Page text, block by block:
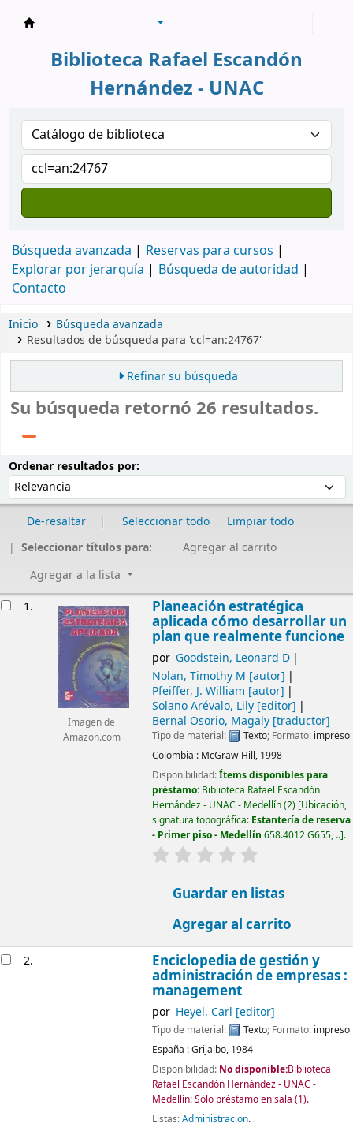
Biblioteca Rafael Escandón
Hernández - UNAC
Búsqueda avanzada
Reservas para cursos
Explorar por jerarquía
Búsqueda de autoridad
Contacto
Inicio
Búsqueda avanzada
Resultados de búsqueda para 'ccl=an:24767'
Refinar su búsqueda
Su búsqueda retornó 26 resultados.
Ordenar resultados por:
De-resaltar Seleccionar todo
Limpiar todo
Seleccionar títulos para:
Agregar al carrito
Agregar a la lista
1.
Imagen de
Amazon.com
Planeación estratégica
aplicada cómo desarrollar un
plan que realmente funcione
por Goodstein, Leonard D
Nolan, Timothy M [autor]
Pfeiffer, J. William [autor]
Solano Arévalo, Lily[editor]
Bernal Osorio, Magaly[traductor]
Tipo de material: Texto; Formato: impreso
Colombia : McGraw-Hill, 1998
Disponibilidad:Ítems disponibles para
préstamo: Biblioteca Rafael Escandón
Hernández - UNAC - Medellín(2) Ubicación,
signatura topográfica: Estantería de reserva
- Primer piso - Medellín 658.4012 G655, .. .
valoración
Guardar en listas
Agregar al carrito
2. Enciclopedia de gestión y
administración de empresas :
management
por Heyel, Carl [editor]
Tipo de material: Texto; Formato: impreso
España :Grijalbo, 1984
Disponibilidad: No disponible:Biblioteca
Rafael Escandón Hernández - UNAC -
Medellín: Sólo préstamo en sala (1).
Listas:Administracion.